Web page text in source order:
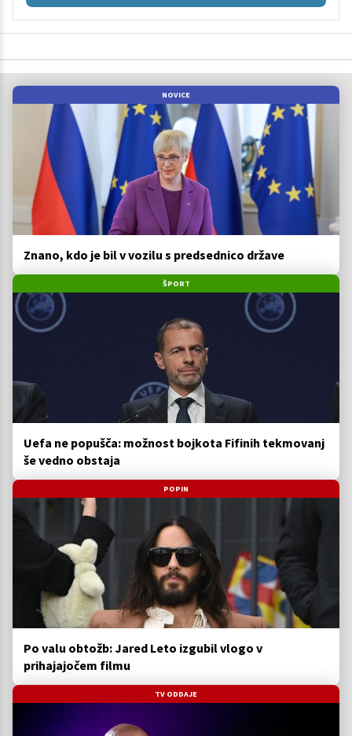
NOVICE
Znano, kdo je bil v vozilu s predsednico države
ŠPORT
Uefa ne popušča: možnost bojkota Fifinih tekmovanj
še vedno obstaja
POPIN
Po valu obtožb: Jared Leto izgubil vlogo v
prihajajočem filmu
TV ODDAJE